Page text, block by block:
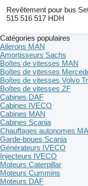
Revêtement pour bus
515 516 517 HDH
Catégories populaires
Ailerons MAN
Amortisseurs Sachs
Boîtes de vitesses MAN
Boîtes de vitesses
Boîtes de vitesses Volvo
Boîtes de vitesses ZF
Cabines DAF
Cabines IVECO
Cabines MAN
Cabines Scania
Chauffages autonomes
Garde-boues Scania
Générateurs IVECO
Injecteurs IVECO
Moteurs Caterpillar
Moteurs Cummins
Moteurs DAF